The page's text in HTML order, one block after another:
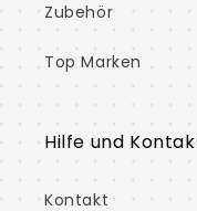
Zubehör
Top Marken
Hilfe und
Kontakt